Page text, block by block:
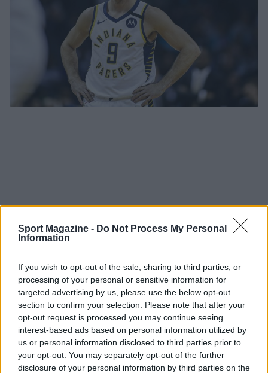
Sport Magazine - Do Not Process My Personal
Information
If you wish to opt-out of the sale, sharing to third parties, or
processing of your personal or sensitive information for
targeted advertising by us, please use the below opt-out
section to confirm your selection. Please note that after your
opt-out request is processed you may continue seeing
interest-based ads based on personal information utilized by
us or personal information disclosed to third parties prior to
your opt-out. You may separately opt-out of the further
disclosure of your personal information by third parties on the
AUTORE
Redazione Sportmagazine